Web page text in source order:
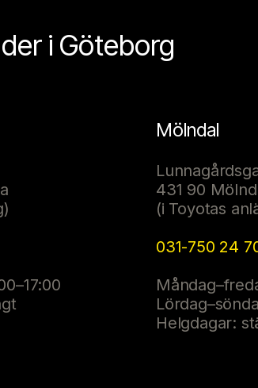
i Göteborg
Mölndal
431 90
(i Toyotas
031-750 24
Helgdagar: